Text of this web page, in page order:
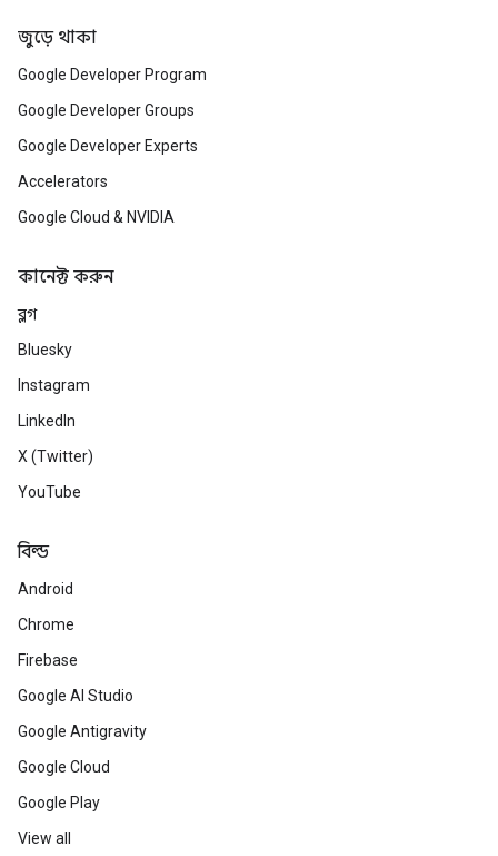
জুড়ে থাকা
Google Developer Program
Google Developer Groups
Google Developer Experts
Accelerators
Google Cloud & NVIDIA
কানেক্ট করুন
ব্লগ
Bluesky
Instagram
LinkedIn
X (Twitter)
YouTube
বিল্ড
Android
Chrome
Firebase
Google AI Studio
Google Antigravity
Google Cloud
Google Play
View all